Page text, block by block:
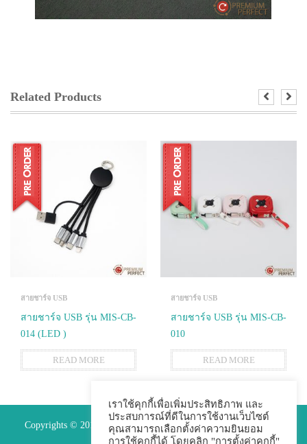
Related Products
สายชาร์จ USB
สายชาร์จ USB รุ่น MIS-CB-
014 (LED )
READ MORE
สายชาร์จ USB
สายชาร์จ USB รุ่น MIS-CB-
010
READ MORE
Copyrights © 2015 Premium Perfect Co.,ltd. All Rights Reserved.
เราใช้คุกกี้เพื่อเพิ่มประสิทธิภาพ และ
ประสบการณ์ที่ดีในการใช้งานเว็บไซต์
คุณสามารถเลือกตั้งค่าความยินยอม
การใช้คุกกี้ได้ โดยคลิก "การตั้งค่าคุกกี้"